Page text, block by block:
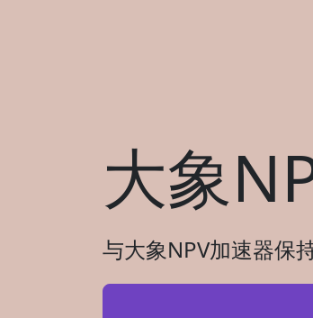
大象
与大象NPV加速器保